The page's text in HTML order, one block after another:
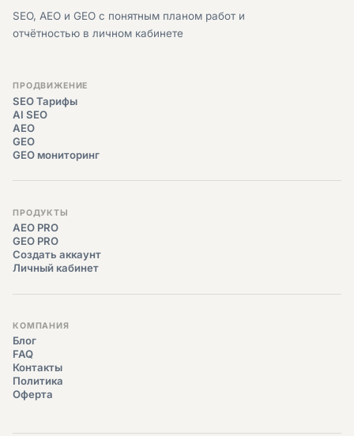
SEO, AEO и GEO с понятным планом работ и
отчётностью в личном кабинете
ПРОДВИЖЕНИЕ
SEO Тарифы
AI SEO
AEO
GEO
GEO мониторинг
ПРОДУКТЫ
AEO PRO
GEO PRO
Создать аккаунт
Личный кабинет
КОМПАНИЯ
Блог
FAQ
Контакты
Политика
Оферта